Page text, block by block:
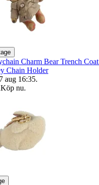
Charm Bear Trench
Chain Holder
7 aug 16:35.
Köp nu.